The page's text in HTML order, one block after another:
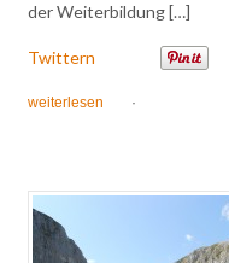
der Weiterbildung […]
Twittern
weiterlesen ·